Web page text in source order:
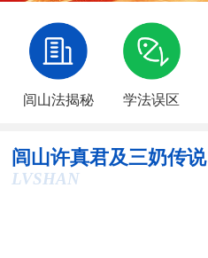
闾山法揭秘 学法误区
闾山许真君及三奶传说
LVSHAN